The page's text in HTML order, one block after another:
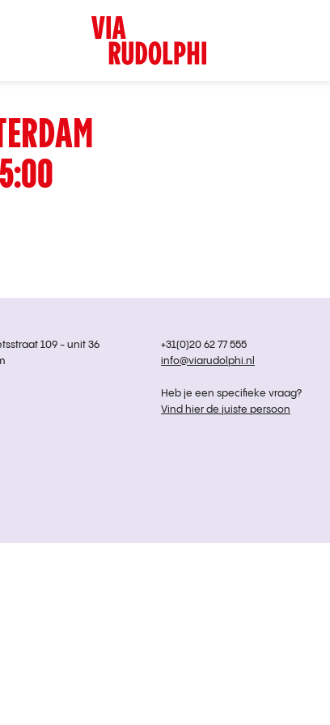
109 - unit 36
+31(0)20 62 77 555
info@viarudolphi.nl
Heb je een specifieke vraag?
Vind hier de juiste persoon